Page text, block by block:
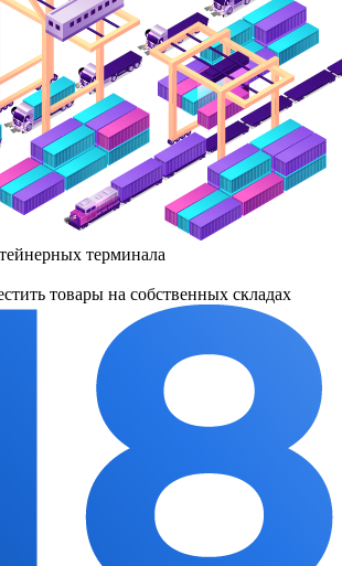
терминала
товары на собственных складах